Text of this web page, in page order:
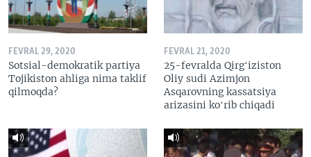
FEVRAL 29, 2020
Sotsial-demokratik partiya
Tojikiston ahliga nima taklif
qilmoqda?
FEVRAL 21, 2020
25-fevralda Qirgʻiziston
Oliy sudi Azimjon
Asqarovning kassatsiya
arizasini koʻrib chiqadi